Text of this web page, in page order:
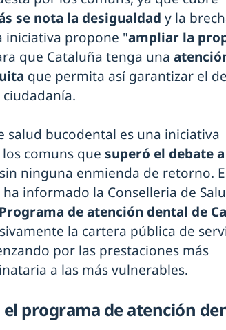
se nota la desigualdad y la
iniciativa propone "ampliar la
que Cataluña tenga una
que permita así garantizar el
salud bucodental es una iniciativa
comuns que superó el debate
ninguna enmienda de retorno.
informado la Conselleria de
Programa de atención dental de
la cartera pública de
por las prestaciones más
a las más vulnerables.
programa de atención